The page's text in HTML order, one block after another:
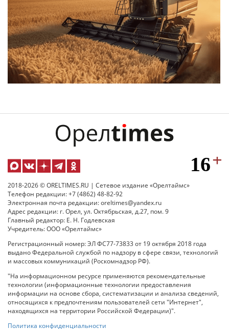
2018-2026 © ORELTIMES.RU | Сетевое издание «Орелтаймс»
Телефон редакции: +7 (4862) 48-82-92
Электронная почта редакции: oreltimes@yandex.ru
Адрес редакции: г. Орел, ул. Октябрьская, д.27, пом. 9
Главный редактор: Е. Н. Годлевская
Учредитель: ООО «Орелтаймс»
Регистрационный номер: ЭЛ ФС77-73833 от 19 октября 2018 года
выдано Федеральной службой по надзору в сфере связи, технологий
и массовых коммуникаций (Роскомнадзор РФ).
"На информационном ресурсе применяются рекомендательные
технологии (информационные технологии предоставления
информации на основе сбора, систематизации и анализа сведений,
относящихся к предпочтениям пользователей сети "Интернет",
находящихся на территории Российской Федерации)".
Политика конфиденциальности